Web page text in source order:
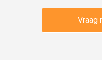
Vraag